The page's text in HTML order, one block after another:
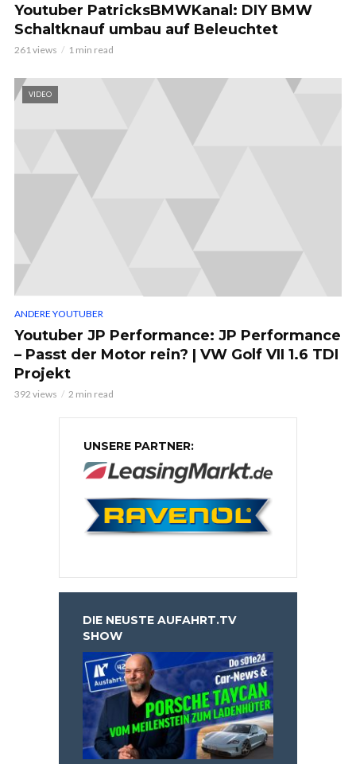
Youtuber PatricksBMWKanal: DIY BMW
Schaltknauf umbau auf Beleuchtet
261 views 1 min read
VIDEO
ANDERE YOUTUBER
Youtuber JP Performance: JP Performance
– Passt der Motor rein? | VW Golf VII 1.6 TDI
Projekt
392 views 2 min read
UNSERE PARTNER:
DIE NEUSTE AUFAHRT.TV
SHOW